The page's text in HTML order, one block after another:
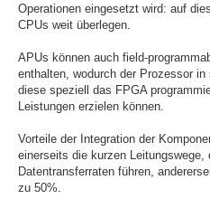
Operationen eingesetzt wird: auf
CPUs weit überlegen.
APUs können auch field-
enthalten, wodurch der Prozessor
diese speziell das FPGA
Leistungen erzielen können.
Vorteile der Integration der
einerseits die kurzen Leitungswege,
Datentransferraten führen,
zu 50%.